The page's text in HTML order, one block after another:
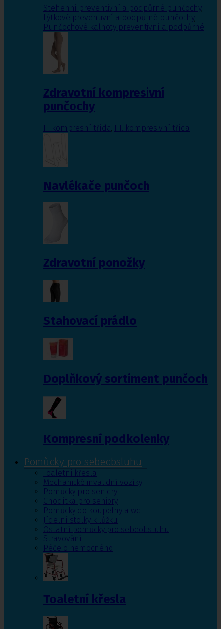
Stehenní preventivní a podpůrné punčochy,
Lýtkové preventivní a podpůrné punčochy,
Punčochové kalhoty preventivní a podpůrné
Zdravotní kompresivní
punčochy
II. kompresní třída III. kompresivní třída
Navlékače punčoch
Zdravotní ponožky
Stahovací prádlo
Doplňkový sortiment punčoch
Kompresní podkolenky
Pomůcky pro sebeobsluhu
Toaletní křesla
Mechanické invalidní vozíky
Pomůcky pro seniory
Chodítka pro seniory
Pomůcky do koupelny a wc
Jídelní stolky k lůžku
Ostatní pomůcky pro sebeobsluhu
Stravování
Péče o nemocného
Toaletní křesla